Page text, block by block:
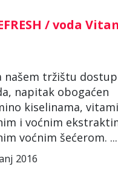
/ voda
našem tržištu
napitak obogaćen
kiselinama,
i voćnim
voćnim šećerom. ...
2016